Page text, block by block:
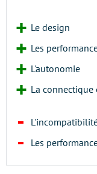
Le design
Les
L'autonomie
La connectique
Les